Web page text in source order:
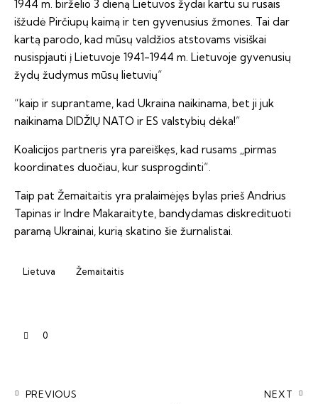
1944 m. birželio 3 dieną Lietuvos žydai kartu su rusais
išžudė Pirčiupų kaimą ir ten gyvenusius žmones. Tai dar
kartą parodo, kad mūsų valdžios atstovams visiškai
nusispjauti į Lietuvoje 1941-1944 m. Lietuvoje gyvenusių
žydų žudymus mūsų lietuvių“
“kaip ir suprantame, kad Ukraina naikinama, bet ji juk
naikinama DIDŽIŲ NATO ir ES valstybių dėka!”
Koalicijos partneris yra pareiškęs, kad rusams „pirmas
koordinates duočiau, kur susprogdinti“.
Taip pat Žemaitaitis yra pralaimėjęs bylas prieš Andrius
Tapinas ir Indre Makaraityte, bandydamas diskredituoti
paramą Ukrainai, kurią skatino šie žurnalistai.
Lietuva Žemaitaitis
0
PREVIOUS NEXT